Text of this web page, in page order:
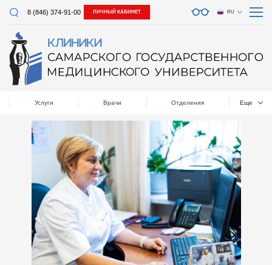
8 (846) 374-91-00 ЛИЧНЫЙ КАБИНЕТ RU
Услуги Врачи Отделения Еще